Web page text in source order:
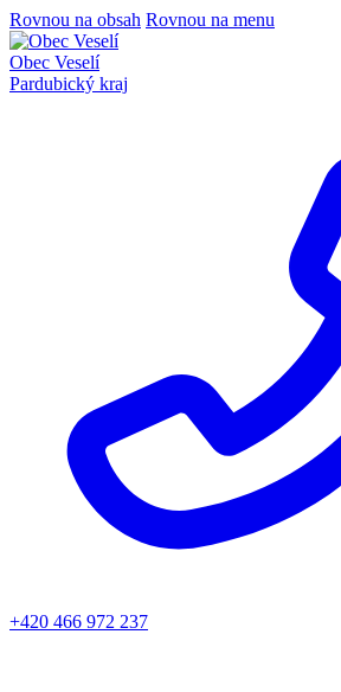
Rovnou na obsah Rovnou na menu
Obec Veselí
Pardubický kraj
+420 466 972 237